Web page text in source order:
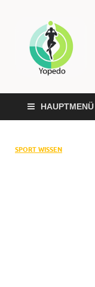
HAUPTMENÜ
SPORT WISSEN